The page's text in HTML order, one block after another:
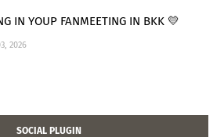
IN YOUP FANMEETING IN BKK 💛
2026
SOCIAL PLUGIN